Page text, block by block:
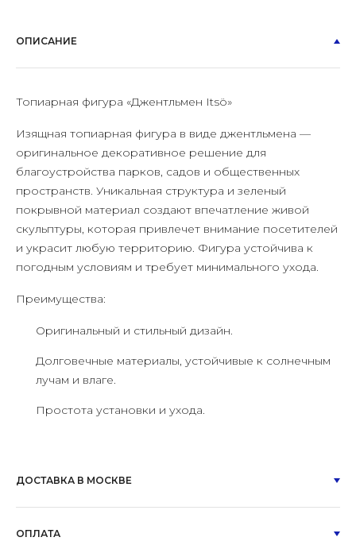
ОПИСАНИЕ
Топиарная фигура «Джентльмен Itsö»
Изящная топиарная фигура в виде джентльмена —
оригинальное декоративное решение для
благоустройства парков, садов и общественных
пространств. Уникальная структура и зеленый
покрывной материал создают впечатление живой
скульптуры, которая привлечет внимание посетителей
и украсит любую территорию. Фигура устойчива к
погодным условиям и требует минимального ухода.
Преимущества:
Оригинальный и стильный дизайн.
Долговечные материалы, устойчивые к солнечным
лучам и влаге.
Простота установки и ухода.
ДОСТАВКА В МОСКВЕ
ОПЛАТА